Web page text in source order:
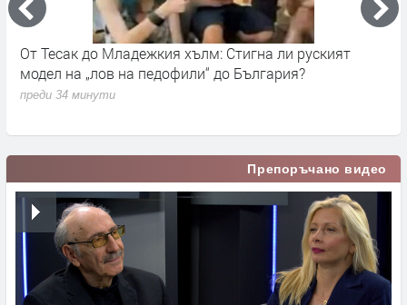
От Тесак до Младежкия хълм: Стигна ли руският
модел на „лов на педофили“ до България?
преди 34 минути
Препоръчано видео